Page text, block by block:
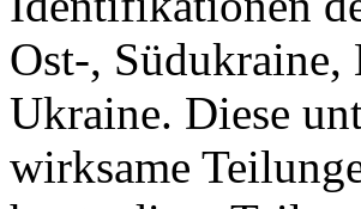
Ost-, Südukraine,
Ukraine. Diese
wirksame